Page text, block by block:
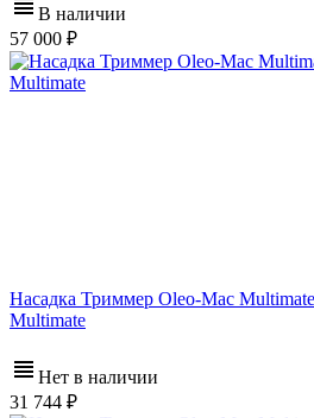
В наличии
57 000
Насадка Триммер Oleo-Mac
Multimate
Нет в наличии
31 744